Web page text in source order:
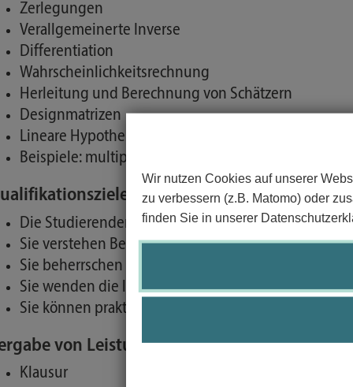
Wir nutzen Cookies auf unserer
zu verbessern (z.B. Matomo) oder
finden Sie in unserer
Zerlegungen
Verallgemeinerte Inverse
Differentiation
Wahrscheinlichkeitsrechnung
Herleitung und Berechnung von Schätzern
Designmatrizen
Lineare Hypothesen
Beispiele: multiple lineare Regression, gewichtete
Kompetenzen:
Die Studierenden kennen zahlreiche Rechenregeln.
Sie verstehen Beweise, insbesondere zu
Sie beherrschen das Matrixkalkül.
Sie wenden die lineare Algebra auf lineare Modelle
Sie können praktische Probleme in der Statistik
von Leistungspunkten und Benotung
Klausur